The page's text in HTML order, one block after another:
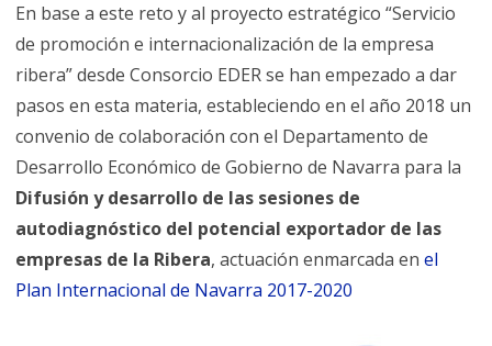
En base a este reto y al proyecto estratégico “Servicio
de promoción e internacionalización de la empresa
ribera” desde Consorcio EDER se han empezado a dar
pasos en esta materia, estableciendo en el año 2018 un
convenio de colaboración con el Departamento de
Desarrollo Económico de Gobierno de Navarra para la
Difusión y desarrollo de las sesiones de
autodiagnóstico del potencial exportador de las
empresas de la Ribera, actuación enmarcada en el
Plan Internacional de Navarra 2017-2020